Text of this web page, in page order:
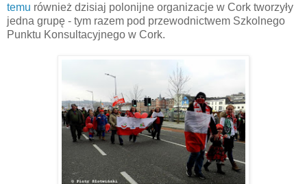
temu również dzisiaj polonijne organizacje w Cork tworzyły
jedna grupę - tym razem pod przewodnictwem Szkolnego
Punktu Konsultacyjnego w Cork.